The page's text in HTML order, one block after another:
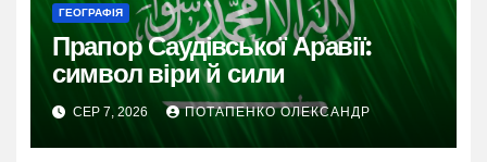
ГЕОГРАФІЯ
Прапор Саудівської Аравії:
символ віри й сили
СЕР 7, 2026 ПОТАПЕНКО ОЛЕКСАНДР